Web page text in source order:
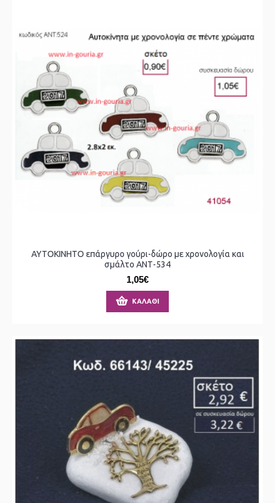
ΑΥΤΟΚΙΝΗΤΟ επάργυρο γούρι-δώρο με χρονολογία και
σμάλτο ΑΝΤ-534
1,05€
ΚΑΛΆΘΙ